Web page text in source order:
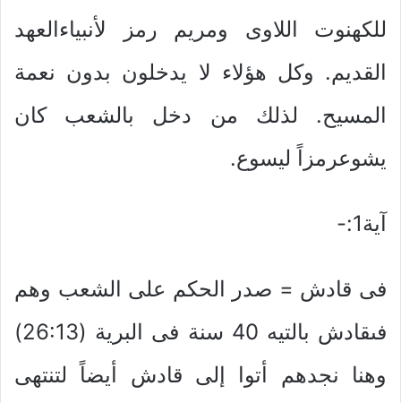
للكهنوت اللاوى ومريم رمز لأنبياءالعهد
القديم. وكل هؤلاء لا يدخلون بدون نعمة
المسيح. لذلك من دخل بالشعب كان
يشوعرمزاً ليسوع.
آية1:-
فى قادش = صدر الحكم على الشعب وهم
فىقادش بالتيه 40 سنة فى البرية (26:13)
وهنا نجدهم أتوا إلى قادش أيضاً لتنتهى